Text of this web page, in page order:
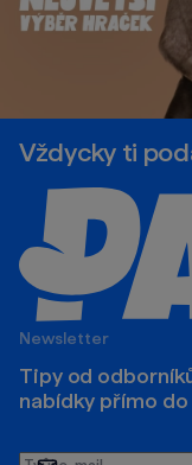
Vždycky ti
Newsletter
Tipy od
nabídky přímo
Tvůj